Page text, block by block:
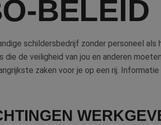
BELEID
schildersbedrijf zonder personeel
die de veiligheid van jou en anderen
zaken voor je op een rij.